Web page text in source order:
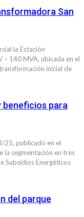
San
la Estación
– 140 MVA, ubicada en el
inicial de
beneficios para
25, publicado en el
segmentación en tres
Subsidios Energéticos
del parque